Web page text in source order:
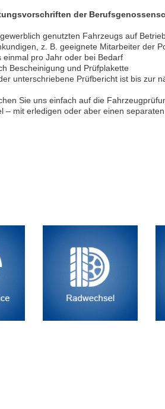
der
genutzten Fahrzeugs auf
z. B. geeignete Mitarbeiter der
einmal pro Jahr oder bei Bedarf
Bescheinigung und Prüfplakette
unterschriebene Prüfbericht ist bis zur
Sie uns einfach auf die
– mit erledigen oder aber einen